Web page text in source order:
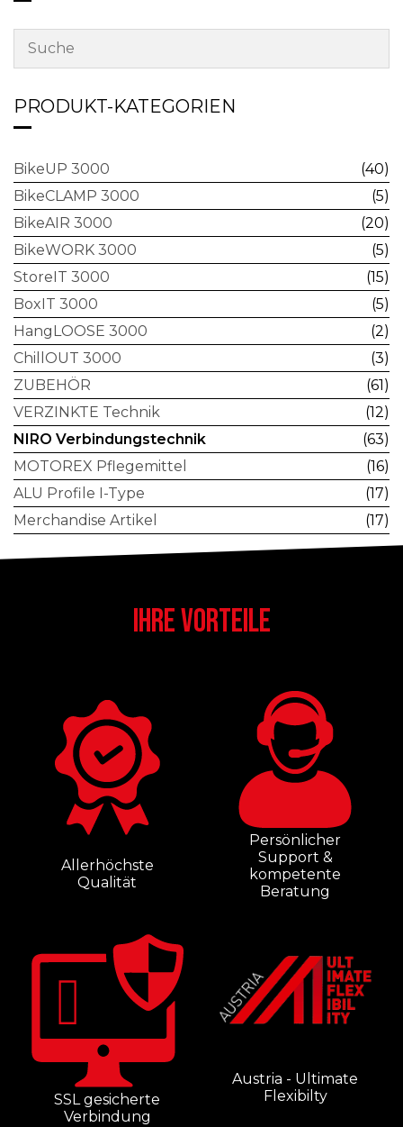
PRODUKT-KATEGORIEN
BikeUP 3000
(40)
BikeCLAMP 3000
(5)
BikeAIR 3000
(20)
BikeWORK 3000
(5)
StoreIT 3000
(15)
BoxIT 3000
(5)
HangLOOSE 3000
(2)
ChillOUT 3000
(3)
ZUBEHÖR
(61)
VERZINKTE Technik
(12)
NIRO Verbindungstechnik
(63)
MOTOREX Pflegemittel
(16)
ALU Profile I-Type
(17)
Merchandise Artikel
(17)
IHRE VORTEILE
Allerhöchste
Qualität
Persönlicher
Support &
kompetente
Beratung
SSL gesicherte
Verbindung
Austria - Ultimate
Flexibilty